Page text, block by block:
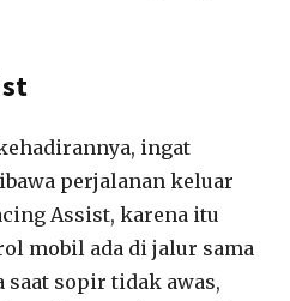
ingat
perjalanan keluar
Assist, karena itu
mobil ada di jalur sama
saat sopir tidak awas,